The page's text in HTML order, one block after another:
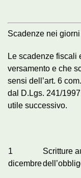
Scadenze nei
Le scadenze fiscali
versamento e che
sensi dell’art. 6
dal D.Lgs. 241/
utile successivo.
1
dicembre
Scritture